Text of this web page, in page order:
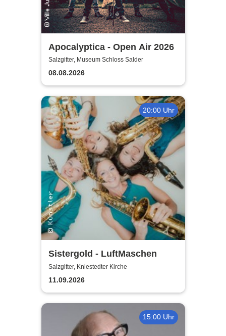
Apocalyptica - Open Air 2026
Salzgitter, Museum Schloss Salder
08.08.2026
20:00 Uhr
Sistergold - LuftMaschen
Salzgitter, Kniestedter Kirche
11.09.2026
15:00 Uhr